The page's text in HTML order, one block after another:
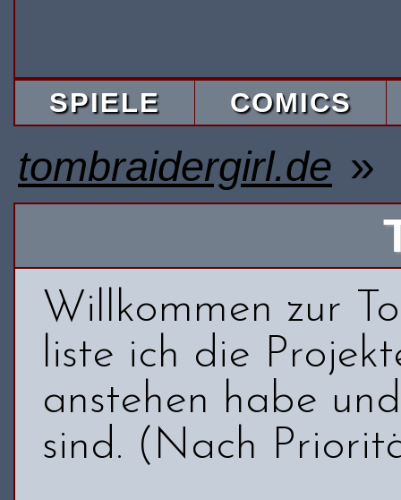
SPIELE COMICS
tombraidergirl.de »
Willkommen zur
liste ich die
anstehen habe
sind. (Nach